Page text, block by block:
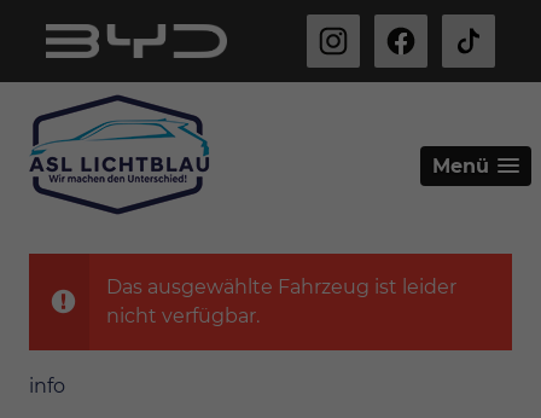
Menü
Das ausgewählte Fahrzeug ist leider
nicht verfügbar.
info